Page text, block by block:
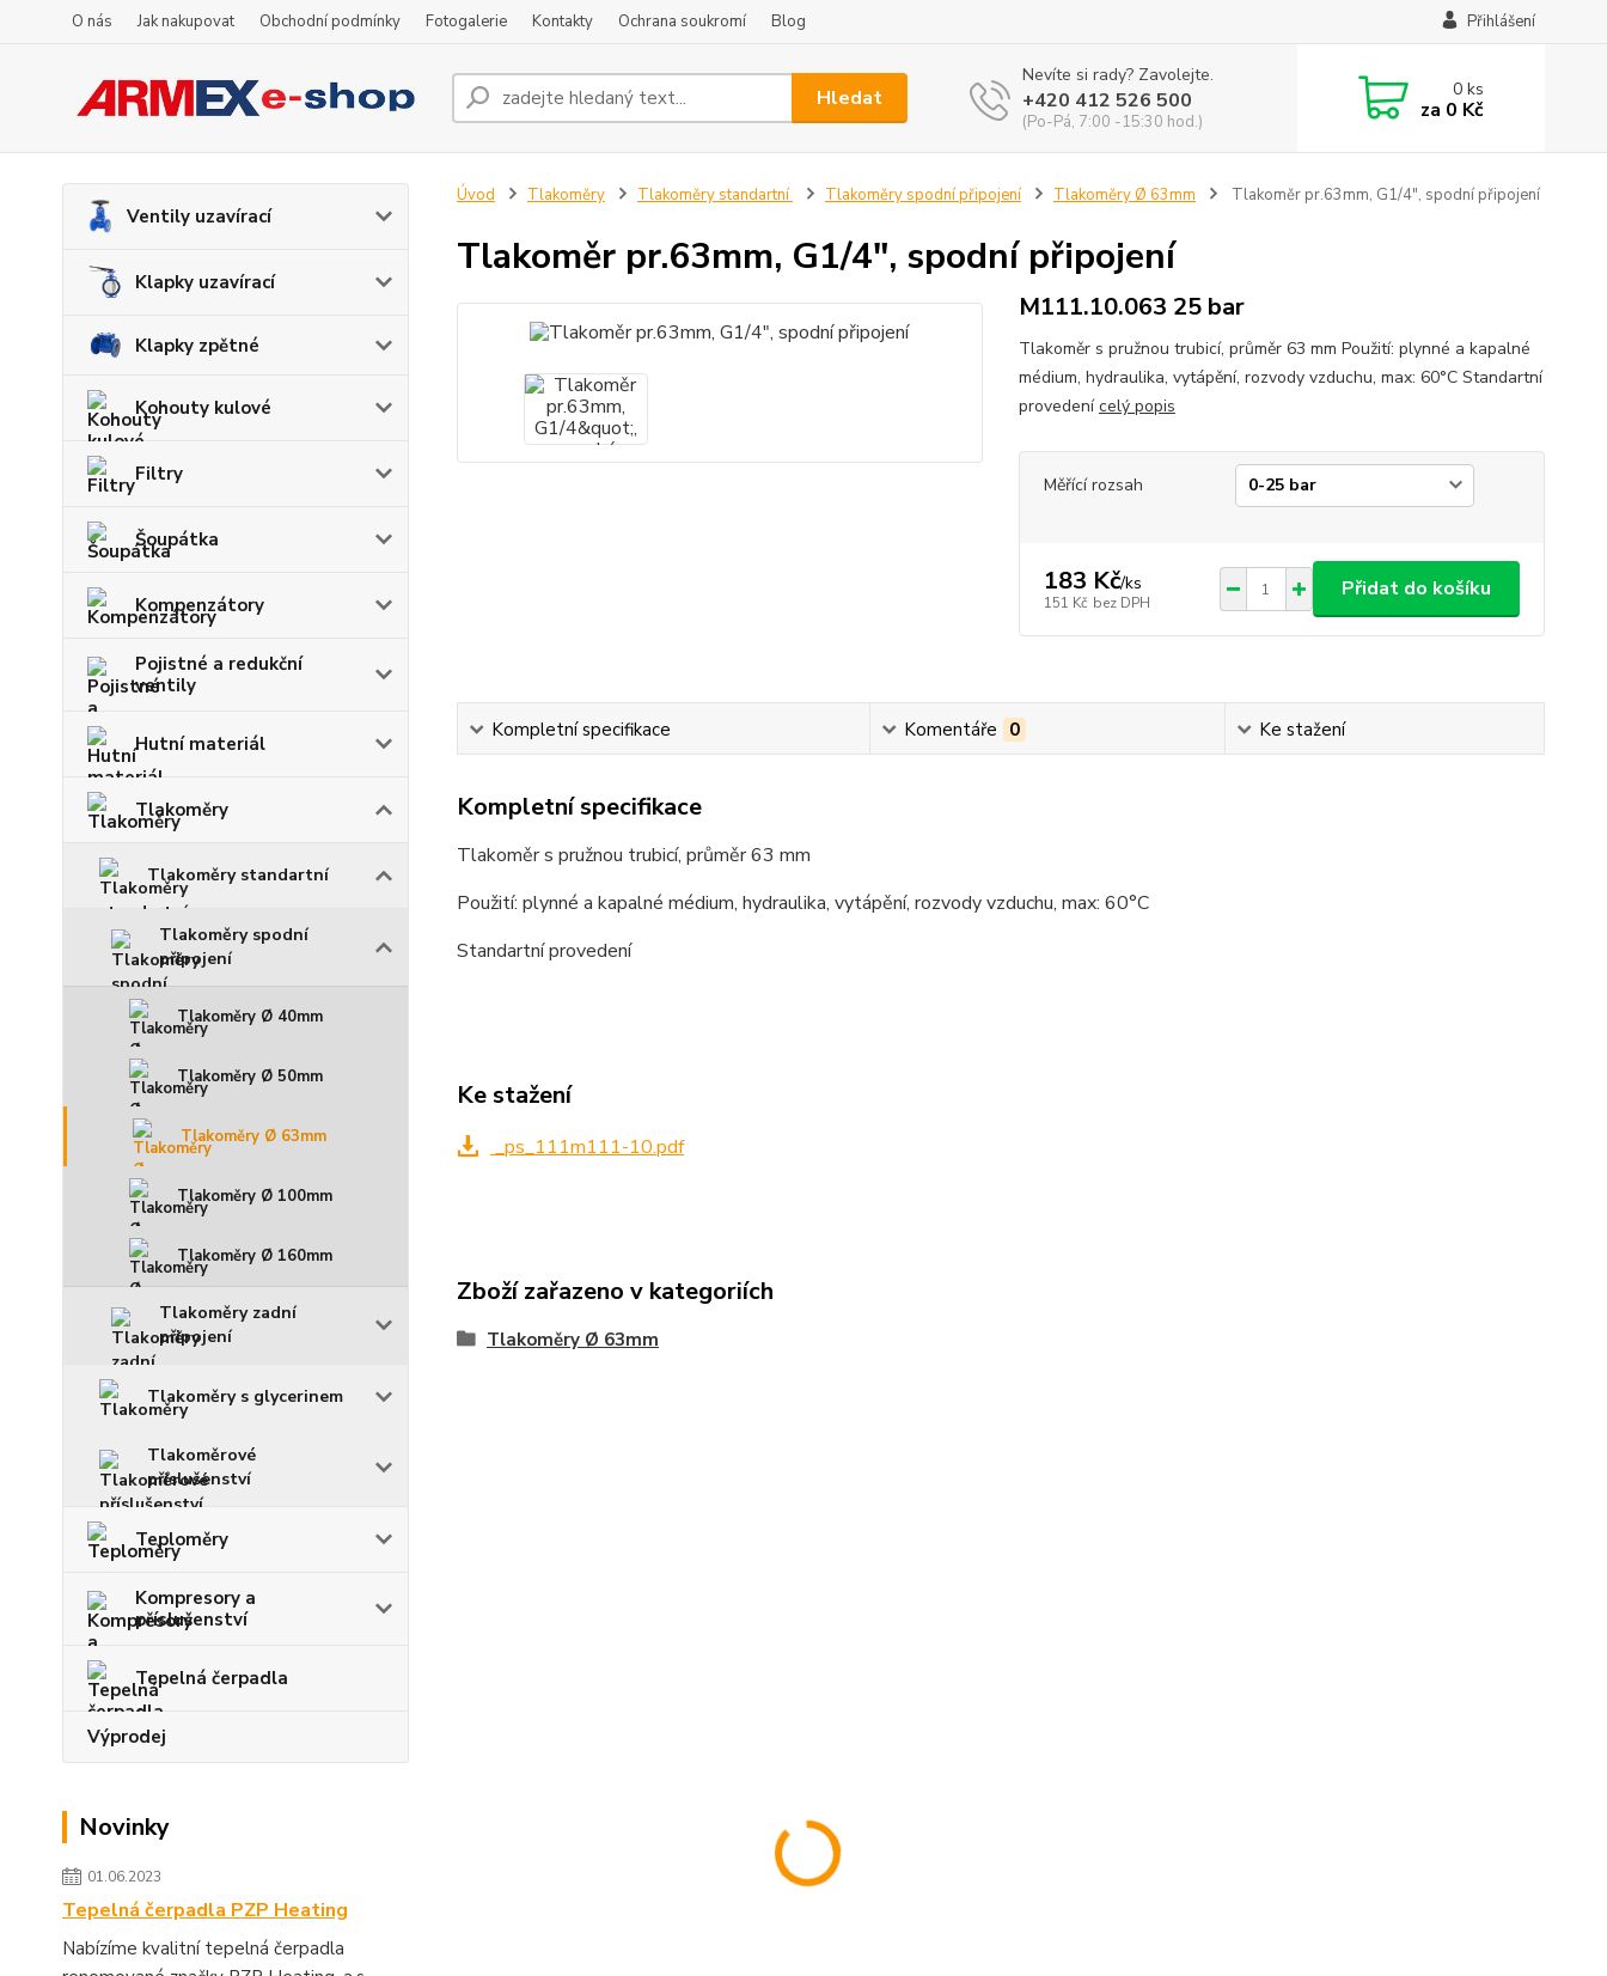
O nás Jak nakupovat Obchodní podmínky Fotogalerie Kontakty Ochrana soukromí Blog Přihlášení
Hledat
Nevíte si rady? Zavolejte.
+420 412 526 500
(Po-Pá, 7:00 -15:30 hod.)
0ks
za 0 Kč
Ventily uzavírací
Klapky uzavírací
Klapky zpětné
Kohouty kulové
Filtry
Šoupátka
Kompenzátory
Pojistné a redukční
ventily
Hutní materiál
Tlakoměry
Tlakoměry standartní
Tlakoměry spodní
připojení
Tlakoměry Ø 40mm
Tlakoměry Ø 50mm
Tlakoměry Ø 63mm
Tlakoměry Ø 100mm
Tlakoměry Ø 160mm
Tlakoměry zadní
připojení
Tlakoměry s glycerinem
Tlakoměrové
příslušenství
Teploměry
Kompresory a
příslušenství
Tepelná čerpadla
Výprodej
Novinky
01.06.2023
Tepelná čerpadla PZP Heating
Nabízíme kvalitní tepelná čerpadla
Úvod Tlakoměry Tlakoměry standartní Tlakoměry spodní připojení Tlakoměry Ø 63mm Tlakoměr pr.63mm, G1/4", spodní připojení
Tlakoměr pr.63mm, G1/4", spodní připojení
M111.10.063 25 bar
Tlakoměr s pružnou trubicí, průměr 63 mm Použití: plynné a kapalné
médium, hydraulika, vytápění, rozvody vzduchu, max: 60°C Standartní
provedenícelý popis
Měřící rozsah
183 Kč/ks
151 Kč bez DPH
Přidat do košíku
Kompletní specifikace Komentáře 0 Ke stažení
Kompletní specifikace
Tlakoměr s pružnou trubicí, průměr 63 mm
Použití: plynné a kapalné médium, hydraulika, vytápění, rozvody vzduchu, max: 60°C
Standartní provedení
Ke stažení
_ps_111m111-10.pdf
Zboží zařazeno v kategoriích
Tlakoměry Ø 63mm